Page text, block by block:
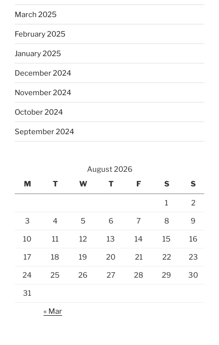
March 2025
February 2025
January 2025
December 2024
November 2024
October 2024
September 2024
August 2026
M
T W T F S S
1 2
3 4 5 6 7 8 9
10 11 12 13 14 15 16
17 18 19 20 21 22 23
24 25 26 27 28 29 30
31
« Mar